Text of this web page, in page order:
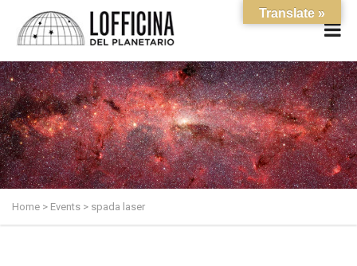
Home > Events > spada laser
Translate »